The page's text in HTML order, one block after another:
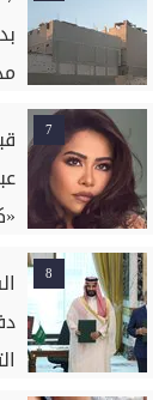
7
8